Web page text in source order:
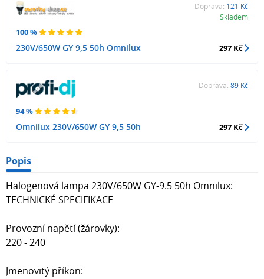
100 %
230V/650W GY 9,5 50h Omnilux
Doprava: 121 Kč
Skladem
297 Kč
94 %
Omnilux 230V/650W GY 9,5 50h
Doprava: 89 Kč
297 Kč
Popis
Halogenová lampa 230V/650W GY-9.5 50h Omnilux:
TECHNICKÉ SPECIFIKACE
Provozní napětí (žárovky):
220 - 240
Jmenovitý příkon: